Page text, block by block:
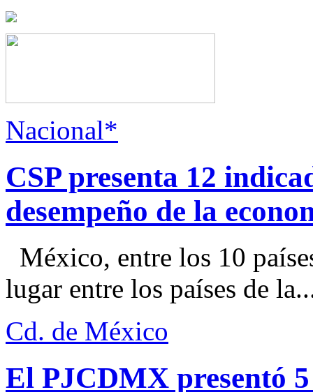
Nacional*
CSP presenta 12
desempeño de la
México, entre los 10
lugar entre los países de
Cd. de México
El PJCDMX presentó